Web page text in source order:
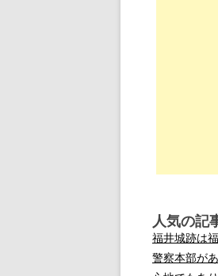
人気の記
福井城跡は
警察本部が